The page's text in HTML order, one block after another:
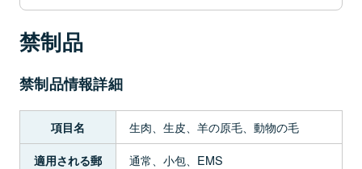
禁制品
禁制品情報詳細
項目名 生肉、生皮、羊の原毛、動物の毛
適用される郵
通常、小包、EMS